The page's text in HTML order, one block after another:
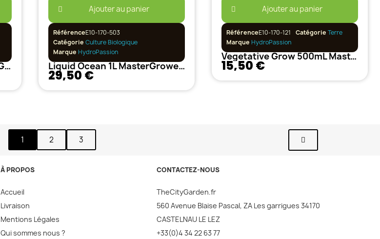
Liquid Ocean 500mL MasterGrower Hydropassion
Ajouter au panier
RéférenceE10-170-503
CatégorieCulture Biologique
Marque HydroPassion
Liquid Ocean 1L MasterGrower Hydropassion
29,50 €
Ajouter au panier
RéférenceE10-170-121 CatégorieTerre
Marque HydroPassion
Vegetative Grow 500mL MasterGrower Hydropassion
15,50 €
1 2 3
À PROPOS
Accueil
Livraison
Mentions Légales
Qui sommes nous ?
CONTACTEZ-NOUS
TheCityGarden.fr
560 Avenue Blaise Pascal, ZA Les garrigues 34170
CASTELNAU LE LEZ
+33(0)4 34 22 63 77